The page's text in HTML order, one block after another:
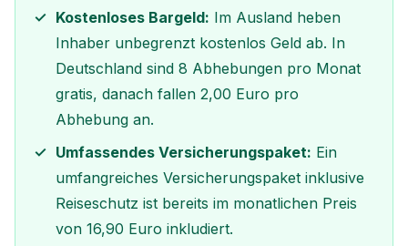
Kostenloses Bargeld: Im Ausland heben
Inhaber unbegrenzt kostenlos Geld ab. In
Deutschland sind 8 Abhebungen pro Monat
gratis, danach fallen 2,00 Euro pro
Abhebung an.
Umfassendes Versicherungspaket: Ein
umfangreiches Versicherungspaket inklusive
Reiseschutz ist bereits im monatlichen Preis
von 16,90 Euro inkludiert.